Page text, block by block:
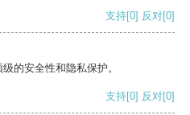
支持[0] 反对[0]
的安全性和隐私保护。
支持[0] 反对[0]